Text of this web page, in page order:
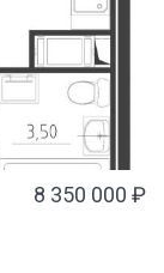
8 350 000 ₽